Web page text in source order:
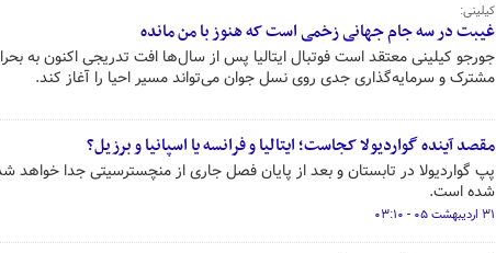
کیلینی:
غیبت در سه جام جهانی زخمی است که هنوز با من مانده
جورجو کیلینی معتقد است فوتبال ایتالیا پس از سال‌ها افت تدریجی اکنون به
مشترک و سرمایه‌گذاری جدی روی نسل جوان می‌تواند مسیر احیا را آغاز کند.
مقصد آینده گواردیولا کجاست؛ ایتالیا و فرانسه یا اسپانیا و برزیل؟
پپ گواردیولا در تابستان و بعد از پایان فصل جاری از منچسترسیتی جدا خواهد
شده است.
۳۱ اردیبهشت ۰۵ - ۰۳:۱۰